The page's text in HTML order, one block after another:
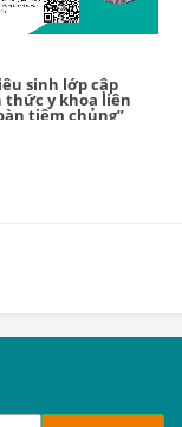
sinh lớp cập
thức y khoa liên
tiêm chủng”